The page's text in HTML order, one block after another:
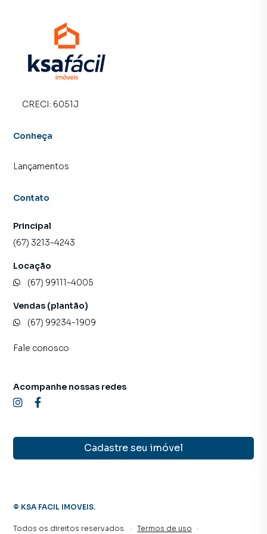
CRECI: 6051J
Conheça
Lançamentos
Contato
Principal
(67) 3213-4243
Locação
(67) 99111-4005
Vendas (plantão)
(67) 99234-1909
Fale conosco
Cadastre seu imóvel
Acompanhe nossas redes
© KSA FACIL IMOVEIS.
Todos os direitos reservados. · Termos de uso ·